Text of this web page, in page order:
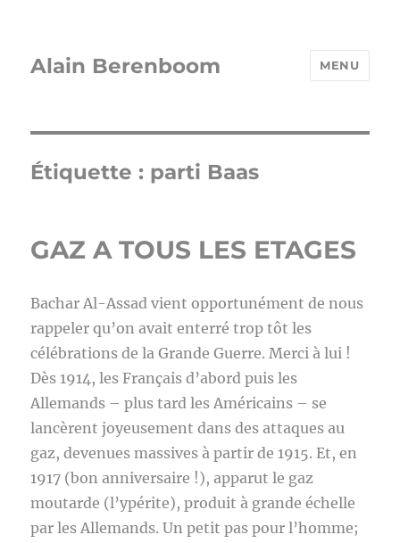
Alain Berenboom MENU
Étiquette : parti Baas
GAZ A TOUS LES ETAGES
Bachar Al-Assad vient opportunément de nous
rappeler qu’on avait enterré trop tôt les
célébrations de la Grande Guerre. Merci à lui !
Dès 1914, les Français d’abord puis les
Allemands – plus tard les Américains – se
lancèrent joyeusement dans des attaques au
gaz, devenues massives à partir de 1915. Et, en
1917 (bon anniversaire !), apparut le gaz
moutarde (l’ypérite), produit à grande échelle
par les Allemands. Un petit pas pour l’homme;